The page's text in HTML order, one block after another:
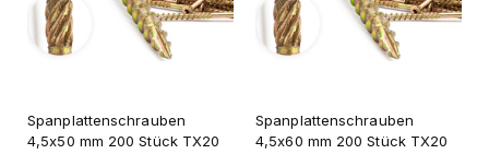
Spanplattenschrauben
4,5x50 mm 200 Stück TX20
Spanplattenschrauben
4,5x60 mm 200 Stück TX20